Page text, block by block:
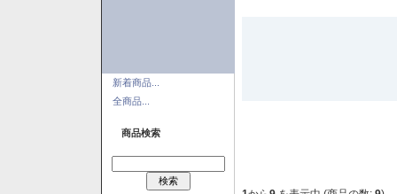
新着商品...
全商品...
商品検索